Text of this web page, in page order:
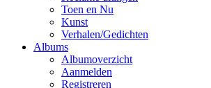
Toen en Nu
Kunst
Verhalen/Gedichten
Albums
Albumoverzicht
Aanmelden
Registreren